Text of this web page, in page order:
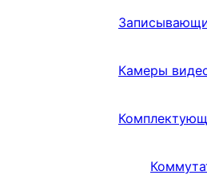
Камеры